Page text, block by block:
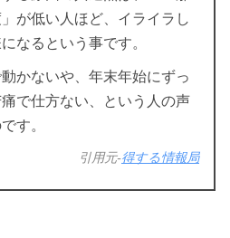
が低い人ほど、イライラし
なるという事です。
かないや、年末年始にずっ
で仕方ない、という人の声
す。
引用元-得する情報局